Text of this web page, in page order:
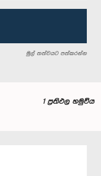
මුල් තත්වයට පත්කරන්න
1 ප්‍රතිඵල හමුවිය